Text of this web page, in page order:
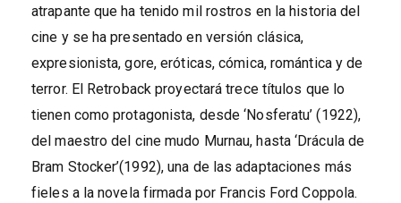
atrapante que ha tenido mil rostros en la historia del
cine y se ha presentado en versión clásica,
expresionista, gore, eróticas, cómica, romántica y de
terror. El Retroback proyectará trece títulos que lo
tienen como protagonista, desde ‘Nosferatu’ (1922),
del maestro del cine mudo Murnau, hasta ‘Drácula de
Bram Stocker’(1992), una de las adaptaciones más
fieles a la novela firmada por Francis Ford Coppola.